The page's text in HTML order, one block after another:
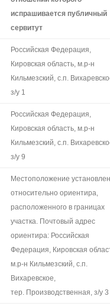
испрашивается публичный
сервитут
Российская Федерация,
Кировская область, м.р-н
Кильмезский, с.п.
з/у 1
Российская Федерация,
Кировская область, м.р-н
Кильмезский, с.п.
з/у 9
Местоположение
относительно ориентира,
расположенного в границах
участка. Почтовый адрес
ориентира: Российская
Федерация, Кировская
м.р-н Кильмезский, с.п.
Вихаревское,
тер. Производственная, з/у 3